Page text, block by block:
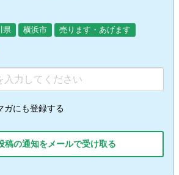
県 横浜市
売ります・あげます
ガにも登録する
稿の通知をメールで受け取る